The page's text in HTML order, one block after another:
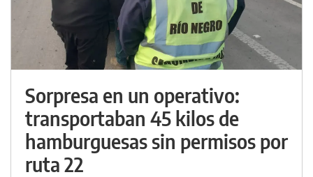
Sorpresa en un operativo:
transportaban 45 kilos de
hamburguesas sin permisos por
ruta 22